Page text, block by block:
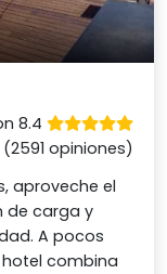
8.4
(2591 opiniones)
aproveche el
de carga y
A pocos
combina